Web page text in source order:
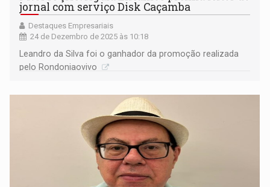
jornal com serviço Disk Caçamba
Destaques Empresariais
24 de Dezembro de 2025 às 10:18
Leandro da Silva foi o ganhador da promoção realizada
pelo Rondoniaovivo